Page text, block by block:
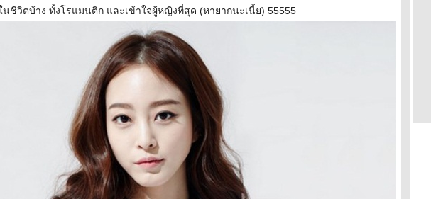
ชีวิตบ้าง ทั้งโรแมนติก และเข้าใจผู้หญิงที่สุด (หายากนะเนี้ย) 55555